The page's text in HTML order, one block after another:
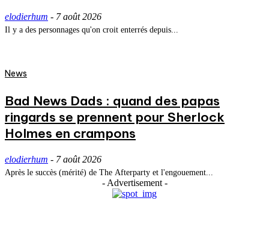
elodierhum - 7 août 2026
Il y a des personnages qu'on croit enterrés depuis...
News
Bad News Dads : quand des papas
ringards se prennent pour Sherlock
Holmes en crampons
elodierhum - 7 août 2026
Après le succès (mérité) de The Afterparty et l'engouement...
- Advertisement -